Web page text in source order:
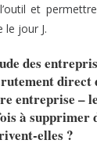
et
le jour J.
des
direct
entreprise –
à supprimer
elles ?